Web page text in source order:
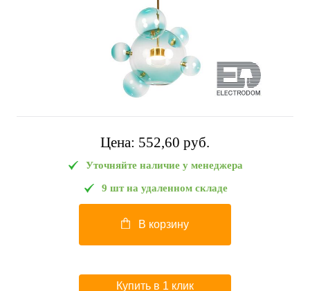
Цена: 552,60 pуб.
Уточняйте наличие у менеджера
9 шт на удаленном складе
В корзину
Купить в 1 клик